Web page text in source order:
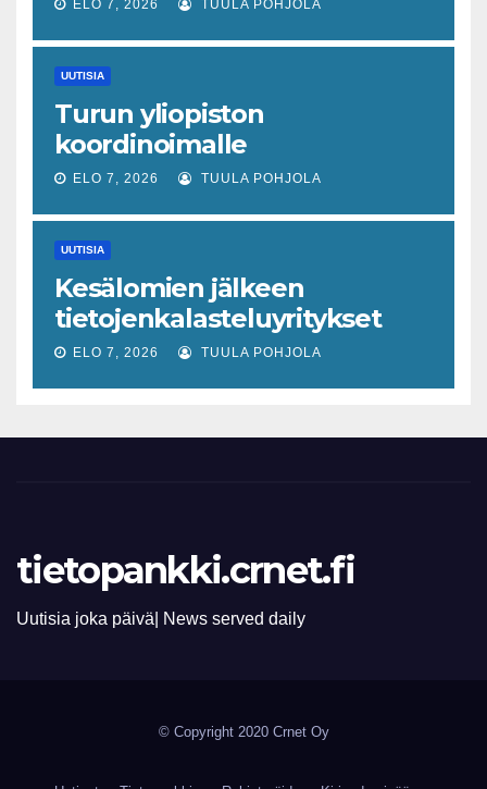
ELO 7, 2026 TUULA POHJOLA
UUTISIA
Turun yliopiston
koordinoimalle
tohtoriverkostolle 4,4
tulevaisuuden virusuhkien
varhaiseen tunnistamiseen
ELO 7, 2026 TUULA POHJOLA
UUTISIA
Kesälomien jälkeen
tietojenkalasteluyritykset
lisääntyvät
ELO 7, 2026 TUULA POHJOLA
tietopankki.crnet.fi
Uutisia joka päivä| News served daily
© Copyright 2020 Crnet Oy